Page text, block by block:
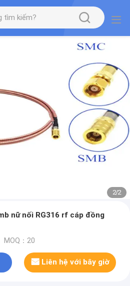
2/2
nữ nối RG316 rf cáp đồng
MOQ：20
Liên hệ với bây giờ